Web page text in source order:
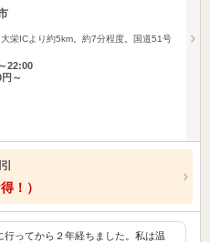
栄ICより約5km。約7分程度。国道51号
22:00
～
！）
ってから２年経ちました。私は温